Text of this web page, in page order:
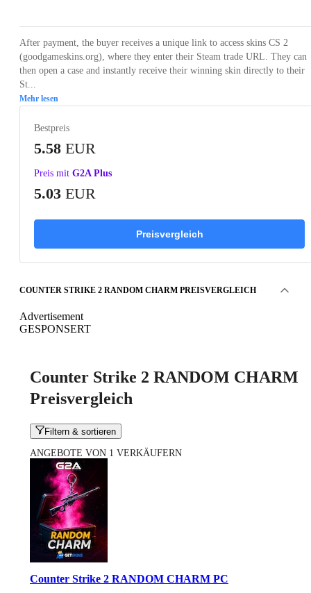
After payment, the buyer receives a unique link to access skins CS 2
(goodgameskins.org), where they enter their Steam trade URL. They can
then open a case and instantly receive their winning skin directly to their
St...
Mehr lesen
Bestpreis
5.58 EUR
Preis mit G2A Plus
5.03 EUR
Preisvergleich
COUNTER STRIKE 2 RANDOM CHARM PREISVERGLEICH
Advertisement
GESPONSERT
Counter Strike 2 RANDOM CHARM
Preisvergleich
Filtern & sortieren
ANGEBOTE VON 1 VERKÄUFERN
Counter Strike 2 RANDOM CHARM PC